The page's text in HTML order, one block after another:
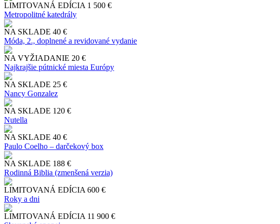
LIMITOVANÁ EDÍCIA 1 500 €
Metropolitné katedrály
NA SKLADE 40 €
Móda, 2., doplnené a revidované vydanie
NA VYŽIADANIE 20 €
Najkrajšie pútnické miesta Európy
NA SKLADE 25 €
Nancy Gonzalez
NA SKLADE 120 €
Nutella
NA SKLADE 40 €
Paulo Coelho – darčekový box
NA SKLADE 188 €
Rodinná Biblia (zmenšená verzia)
LIMITOVANÁ EDÍCIA 600 €
Roky a dni
LIMITOVANÁ EDÍCIA 11 900 €